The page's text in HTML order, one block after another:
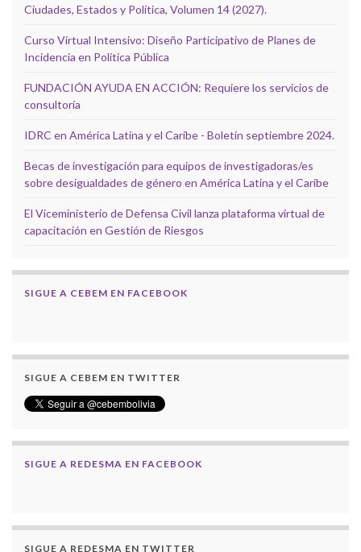
Ciudades, Estados y Política, Volumen 14 (2027).
Curso Virtual Intensivo: Diseño Participativo de Planes de
Incidencia en Política Pública
FUNDACIÓN AYUDA EN ACCIÓN: Requiere los servicios de
consultoría
IDRC en América Latina y el Caribe - Boletín septiembre 2024.
Becas de investigación para equipos de investigadoras/es
sobre desigualdades de género en América Latina y el Caribe
El Viceministerio de Defensa Civil lanza plataforma virtual de
capacitación en Gestión de Riesgos
SIGUE A CEBEM EN FACEBOOK
SIGUE A CEBEM EN TWITTER
SIGUE A REDESMA EN FACEBOOK
SIGUE A REDESMA EN TWITTER